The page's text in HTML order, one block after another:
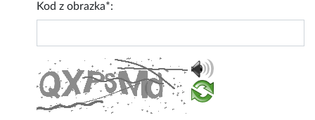
Kod z obrazka*: